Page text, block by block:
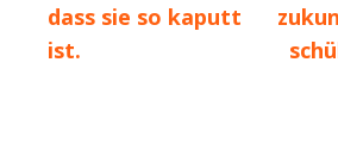
dass sie so kaputt
ist.